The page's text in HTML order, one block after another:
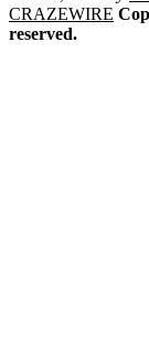
CRAZEWIRE
reserved.